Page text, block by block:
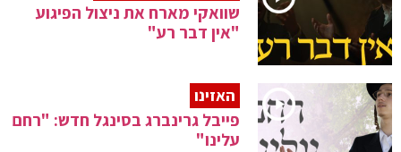
שוואקי מארח את ניצול הפיגוע
"אין דבר רע"
האזינו
פייבל גרינברג בסינגל חדש: "רחם
עלינו"